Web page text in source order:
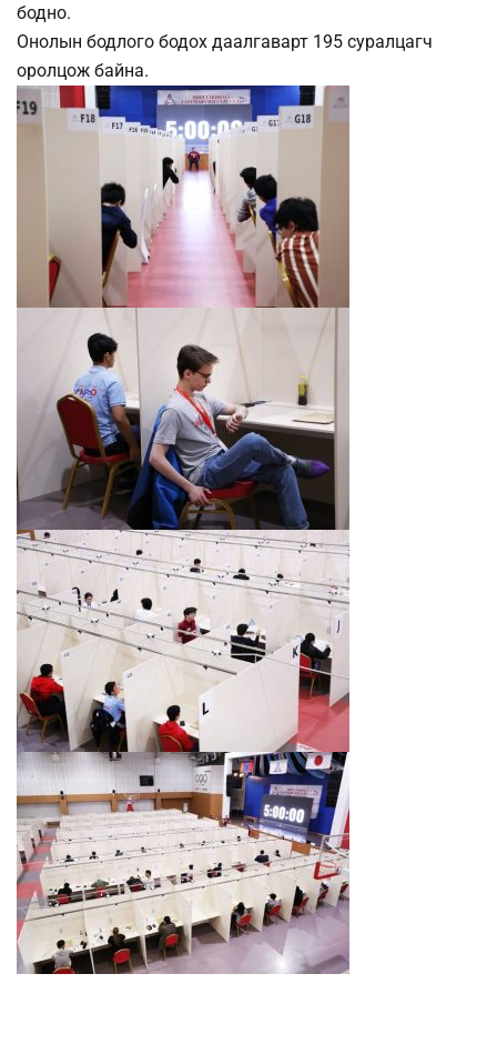
бодно.
Онолын бодлого бодох даалгаварт 195 суралцагч
оролцож байна.